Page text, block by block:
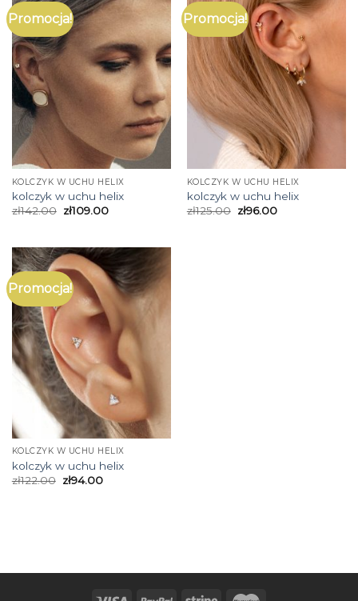
Promocja!
KOLCZYK W UCHU HELIX
kolczyk w uchu helix
zł142.00 zł109.00
Promocja!
KOLCZYK W UCHU HELIX
kolczyk w uchu helix
zł125.00 zł96.00
Promocja!
KOLCZYK W UCHU HELIX
kolczyk w uchu helix
zł122.00 zł94.00